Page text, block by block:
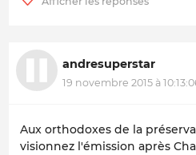
andresuperstar
19 novembre 2015 à
Aux orthodoxes de la
visionnez l'émission après